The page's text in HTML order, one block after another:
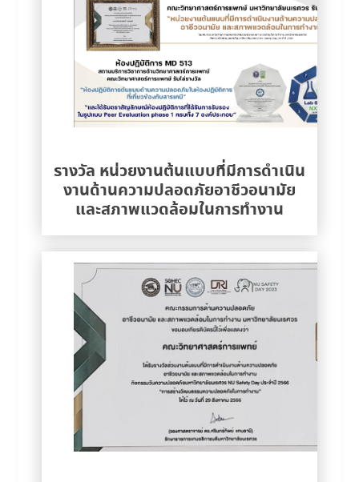
รางวัล หน่วยงานต้นแบบที่มีการดำเนิน
งานด้านความปลอดภัยอาชีวอนามัย
และสภาพแวดล้อมในการทำงาน